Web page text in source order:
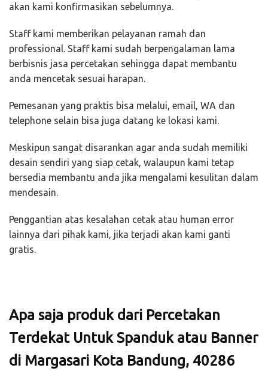
akan kami konfirmasikan sebelumnya.
Staff kami memberikan pelayanan ramah dan
professional. Staff kami sudah berpengalaman lama
berbisnis jasa percetakan sehingga dapat membantu
anda mencetak sesuai harapan.
Pemesanan yang praktis bisa melalui, email, WA dan
telephone selain bisa juga datang ke lokasi kami.
Meskipun sangat disarankan agar anda sudah memiliki
desain sendiri yang siap cetak, walaupun kami tetap
bersedia membantu anda jika mengalami kesulitan dalam
mendesain.
Penggantian atas kesalahan cetak atau human error
lainnya dari pihak kami, jika terjadi akan kami ganti
gratis.
Apa saja produk dari Percetakan
Terdekat Untuk Spanduk atau Banner
di Margasari Kota Bandung, 40286